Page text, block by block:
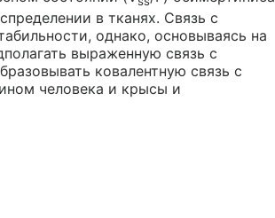
в тканях. Связь с
однако, основываясь на
выраженную связь с
ковалентную связь с
человека и крысы и